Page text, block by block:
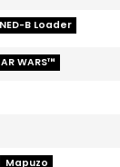
NED-B Loader
WARS™
Mapuzo